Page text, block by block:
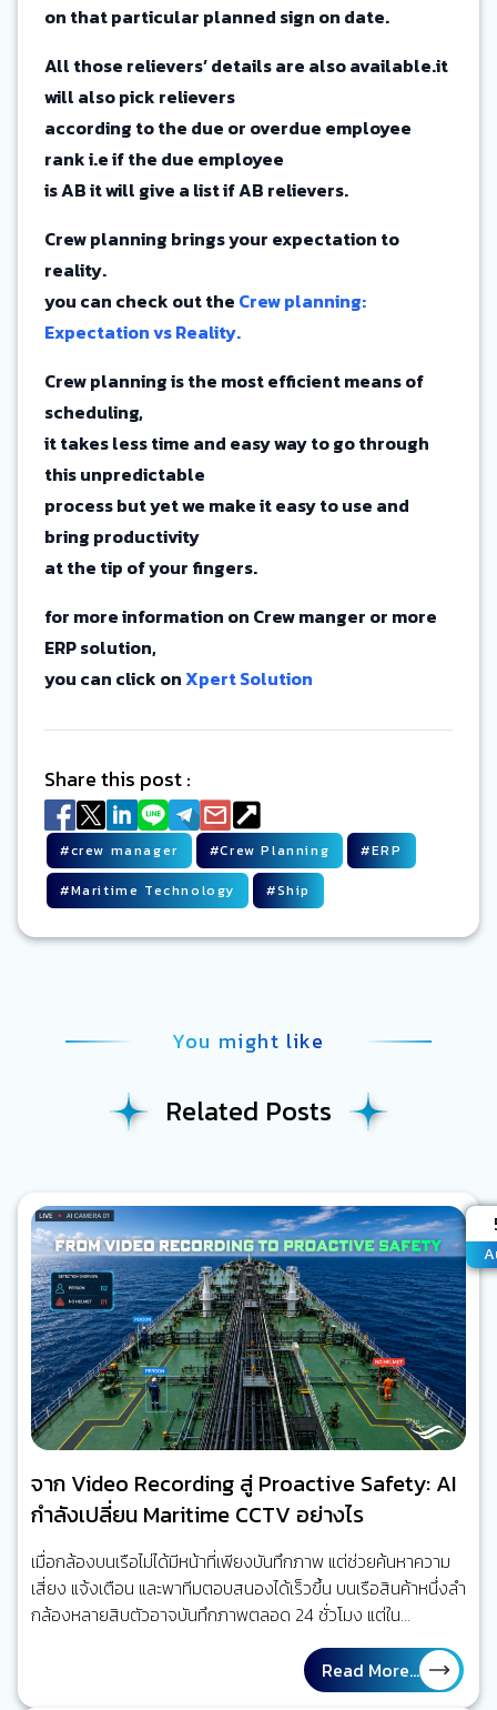
on that particular planned sign on date.
All those relievers’ details are also available.it
will also pick relievers
according to the due or overdue employee
rank i.e if the due employee
is AB it will give a list if AB relievers.
Crew planning brings your expectation to
reality.
you can check out the Crew planning:
Expectation vs Reality.
Crew planning is the most efficient means of
scheduling,
it takes less time and easy way to go through
this unpredictable
process but yet we make it easy to use and
bring productivity
at the tip of your fingers.
for more information on Crew manger or more
ERP solution,
you can click onXpert Solution
Share this post :
#crew manager #Crew Planning #ERP
#Maritime Technology #Ship
You might like
Related Posts
จาก Video Recording สู่ Proactive Safety: AI
กำลังเปลี่ยน Maritime CCTV อย่างไร
เมื่อกล้องบนเรือไม่ได้มีหน้าที่เพียงบันทึกภาพ แต่ช่วยค้นหาความ
เสี่ยง แจ้งเตือน และพาทีมตอบสนองได้เร็วขึ้น บนเรือสินค้าหนึ่งลำ
กล้องหลายสิบตัวอาจบันทึกภาพตลอด 24 ชั่วโมง แต่ใน
สถานการณ์จริง ไม่มีใครสามารถเฝ้าดูทุกจอพร้อมกันได้ตลอด
เวลา เมื่อเกิดเหตุ ผู้ปฏิบัติงานจึงมักย้อนกลับไปค้นหาวิดีโอเพื่อหา
คำตอบว่าเกิดอะไรขึ้น มากกว่า การได้รับการเตือนในขณะที่ความ
Read More...